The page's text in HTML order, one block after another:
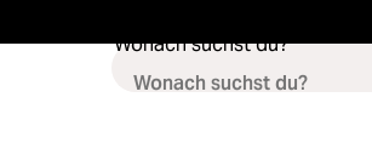
Wonach suchst du?